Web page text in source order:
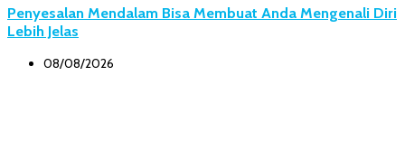
Penyesalan Mendalam Bisa Membuat Anda Mengenali Diri
Lebih Jelas
08/08/2026